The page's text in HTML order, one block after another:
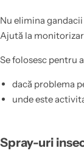
Nu elimina
Ajută la
Se folosesc pentru
dacă problema
unde este
Spray-uri